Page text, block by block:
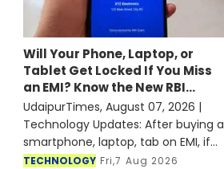
Will Your Phone, Laptop, or
Tablet Get Locked If You Miss
an EMI? Know the New RBI
Guidelines
UdaipurTimes, August 07, 2026 |
Technology Updates: After buying a
smartphone, laptop, tab on EMI, if
someone misses their EMI in any
TECHNOLOGY Fri,7 Aug 2026